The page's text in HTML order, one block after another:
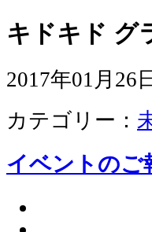
キドキド グ
2017年01月26
カテゴリー：
イベントのご